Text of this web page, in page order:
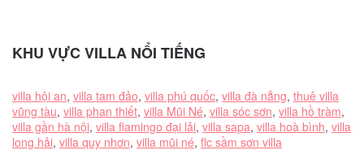
KHU VỰC VILLA NỔI TIẾNG
villa hội an, villa tam đảo, villa phú quốc, villa đà nẵng, thuê villa
vũng tàu, villa phan thiết, villa Mũi Né, villa sóc sơn, villa hồ tràm,
villa gần hà nội, villa flamingo đại lải, villa sapa, villa hoà bình, villa
long hải, villa quy nhơn, villa mũi né, flc sầm sơn villa